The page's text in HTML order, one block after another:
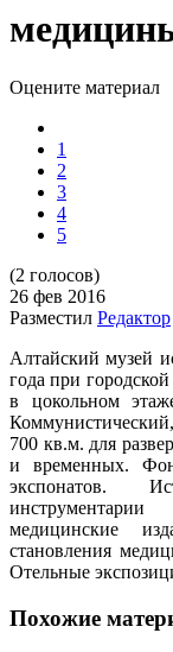
Оцените материал
1
2
3
4
5
(2 голосов)
26 фев 2016
Разместил Редактор
Алтайский музей
года при
в цокольном
700 кв.м. для
и временных.
экспонатов.
медицинские
становления
Отельные
Похожие